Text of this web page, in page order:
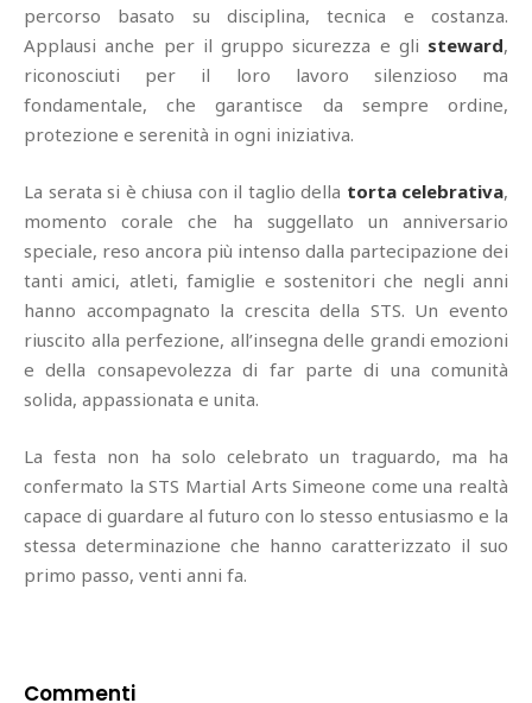
percorso basato su disciplina, tecnica e costanza.
Applausi anche per il gruppo sicurezza e gli steward,
riconosciuti per il loro lavoro silenzioso ma
fondamentale, che garantisce da sempre ordine,
protezione e serenità in ogni iniziativa.
La serata si è chiusa con il taglio della torta celebrativa,
momento corale che ha suggellato un anniversario
speciale, reso ancora più intenso dalla partecipazione dei
tanti amici, atleti, famiglie e sostenitori che negli anni
hanno accompagnato la crescita della STS. Un evento
riuscito alla perfezione, all’insegna delle grandi emozioni
e della consapevolezza di far parte di una comunità
solida, appassionata e unita.
La festa non ha solo celebrato un traguardo, ma ha
confermato la STS Martial Arts Simeone come una realtà
capace di guardare al futuro con lo stesso entusiasmo e la
stessa determinazione che hanno caratterizzato il suo
primo passo, venti anni fa.
Commenti